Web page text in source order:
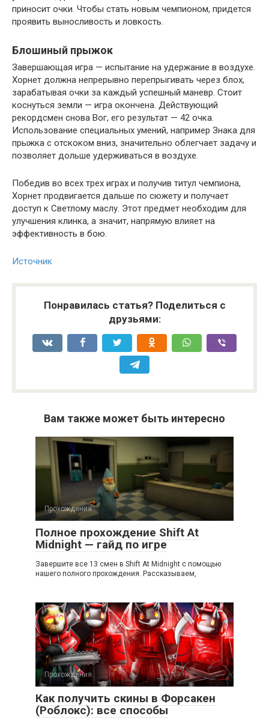
приносит очки. Чтобы стать новым чемпионом, придется
проявить выносливость и ловкость.
Блошиный прыжок
Завершающая игра — испытание на удержание в воздухе.
Хорнет должна непрерывно перепрыгивать через блох,
зарабатывая очки за каждый успешный маневр. Стоит
коснуться земли — игра окончена. Действующий
рекордсмен снова Вог, его результат — 42 очка.
Использование специальных умений, например Знака для
прыжка с отскоком вниз, значительно облегчает задачу и
позволяет дольше удерживаться в воздухе.
Победив во всех трех играх и получив титул чемпиона,
Хорнет продвигается дальше по сюжету и получает
доступ к Светлому маслу. Этот предмет необходим для
улучшения клинка, а значит, напрямую влияет на
эффективность в бою.
Источник
Понравилась статья? Поделиться с
друзьями:
Вам также может быть интересно
Прохождения
Полное прохождение Shift At
Midnight — гайд по игре
Завершите все 13 смен в Shift At Midnight с помощью
нашего полного прохождения. Рассказываем,
Прохождения
Как получить скины в Форсакен
(Роблокс): все способы